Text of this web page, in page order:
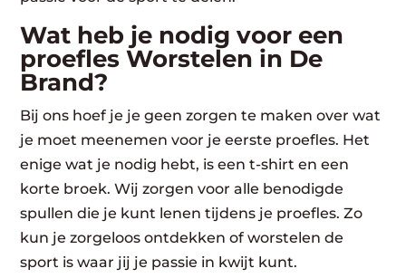
Wat heb je nodig voor een
proefles Worstelen in De
Brand?
Bij ons hoef je je geen zorgen te maken over wat
je moet meenemen voor je eerste proefles. Het
enige wat je nodig hebt, is een t-shirt en een
korte broek. Wij zorgen voor alle benodigde
spullen die je kunt lenen tijdens je proefles. Zo
kun je zorgeloos ontdekken of worstelen de
sport is waar jij je passie in kwijt kunt.